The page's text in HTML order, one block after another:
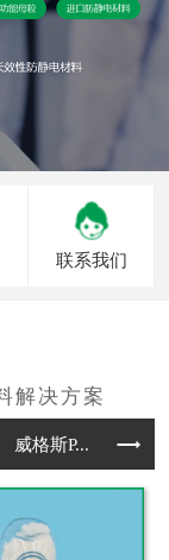
联系我们
威格斯P... 抗静电